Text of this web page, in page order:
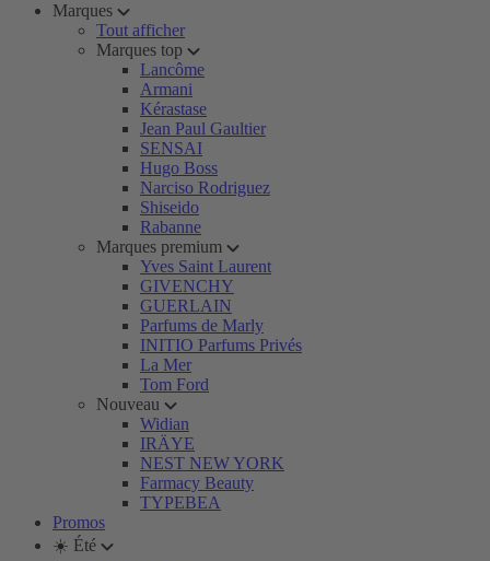
Marques
Tout afficher
Marques top
Lancôme
Armani
Kérastase
Jean Paul Gaultier
SENSAI
Hugo Boss
Narciso Rodriguez
Shiseido
Rabanne
Marques premium
Yves Saint Laurent
GIVENCHY
GUERLAIN
Parfums de Marly
INITIO Parfums Privés
La Mer
Tom Ford
Nouveau
Widian
IRÄYE
NEST NEW YORK
Farmacy Beauty
TYPEBEA
Promos
☀️ Été